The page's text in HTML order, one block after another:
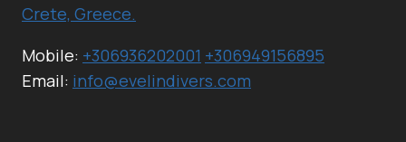
Crete, Greece.
Mobile: +306936202001 +306949156895
Email: info@evelindivers.com